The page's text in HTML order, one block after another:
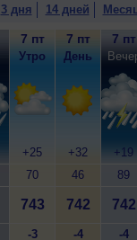
3 дня 14 дней
7 пт
Утро
+25
70
743
-3
7 пт
День
+32
46
742
-4
7 пт
+19
89
742
-4